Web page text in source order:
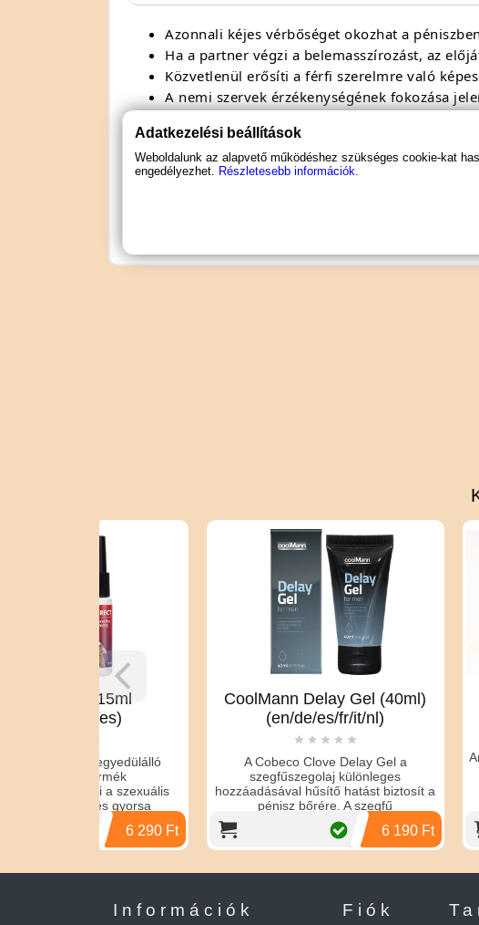
Azonnali kéjes vérbőséget okozhat a
Ha a partner végzi a belemasszírozást, az
Közvetlenül erősíti a férfi szerelmre való
A nemi szervek érzékenységének fokozása
Nem: férfiaknak
Speciális jellemző: stimuláló
CoolMann Delay Gel (40ml)
(en/de/es/fr/it/nl)
A Cobeco Clove Delay Gel a
szegfűszegolaj különleges
hozzáadásával hűsítő hatást biztosít a
pénisz bőrére. A szegfű
6 190 Ft
Anaconda
2021-es
Információk Fiók
Adatkezelési beállítások
Weboldalunk az alapvető működéshez szükséges cookie-kat
engedélyezhet. Részletesebb információk.